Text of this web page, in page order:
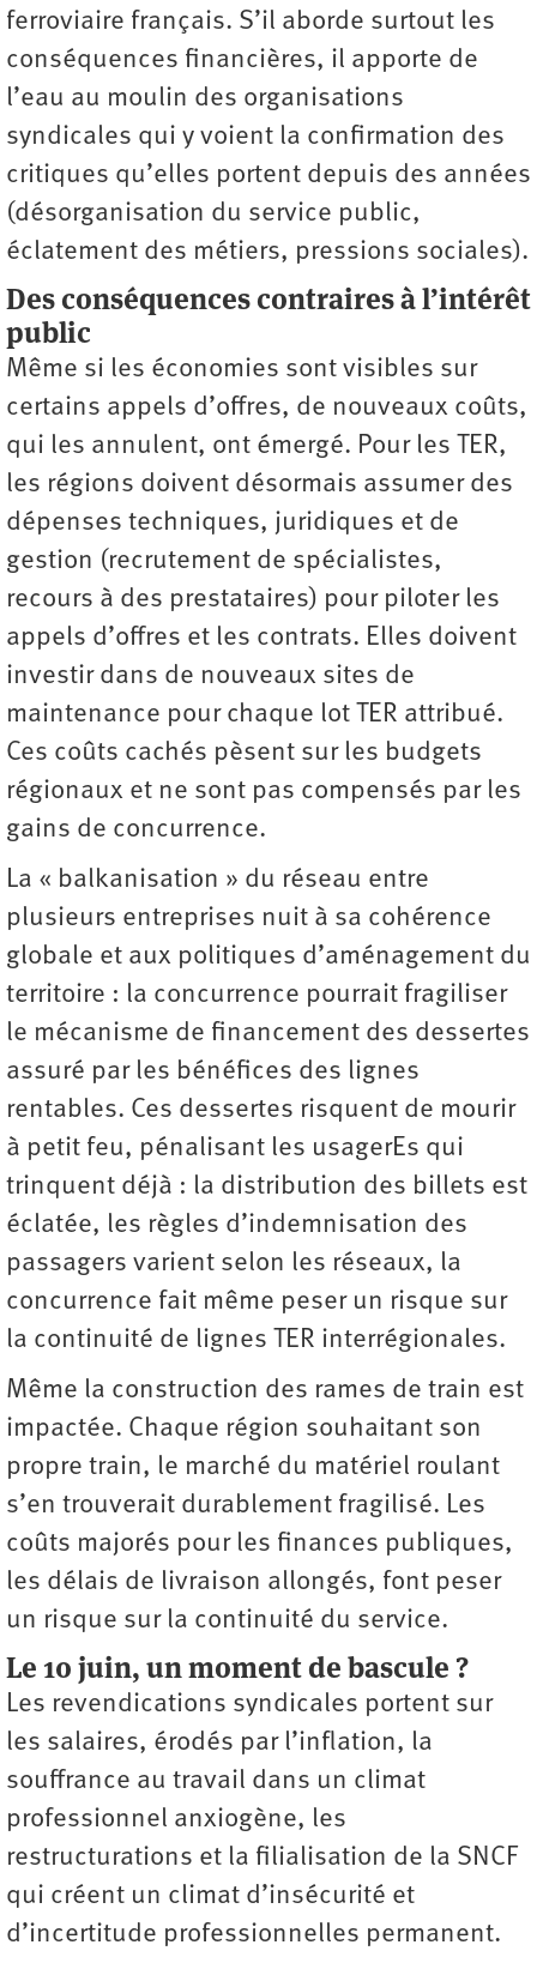
ferroviaire français. S’il aborde surtout les
conséquences financières, il apporte de
l’eau au moulin des organisations
syndicales qui y voient la confirmation des
critiques qu’elles portent depuis des années
(désorganisation du service public,
éclatement des métiers, pressions sociales).
Des conséquences contraires à l’intérêt
public
Même si les économies sont visibles sur
certains appels d’offres, de nouveaux coûts,
qui les annulent, ont émergé. Pour les TER,
les régions doivent désormais assumer des
dépenses techniques, juridiques et de
gestion (recrutement de spécialistes,
recours à des prestataires) pour piloter les
appels d’offres et les contrats. Elles doivent
investir dans de nouveaux sites de
maintenance pour chaque lot TER attribué.
Ces coûts cachés pèsent sur les budgets
régionaux et ne sont pas compensés par les
gains de concurrence.
La « balkanisation » du réseau entre
plusieurs entreprises nuit à sa cohérence
globale et aux politiques d’aménagement du
territoire : la concurrence pourrait fragiliser
le mécanisme de financement des dessertes
assuré par les bénéfices des lignes
rentables. Ces dessertes risquent de mourir
à petit feu, pénalisant les usagerEs qui
trinquent déjà : la distribution des billets est
éclatée, les règles d’indemnisation des
passagers varient selon les réseaux, la
concurrence fait même peser un risque sur
la continuité de lignes TER interrégionales.
Même la construction des rames de train est
impactée. Chaque région souhaitant son
propre train, le marché du matériel roulant
s’en trouverait durablement fragilisé. Les
coûts majorés pour les finances publiques,
les délais de livraison allongés, font peser
un risque sur la continuité du service.
Le 10 juin, un moment de bascule ?
Les revendications syndicales portent sur
les salaires, érodés par l’inflation, la
souffrance au travail dans un climat
professionnel anxiogène, les
restructurations et la filialisation de la SNCF
qui créent un climat d’insécurité et
d’incertitude professionnelles permanent.